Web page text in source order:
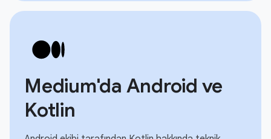
Medium'da Android ve
Kotlin